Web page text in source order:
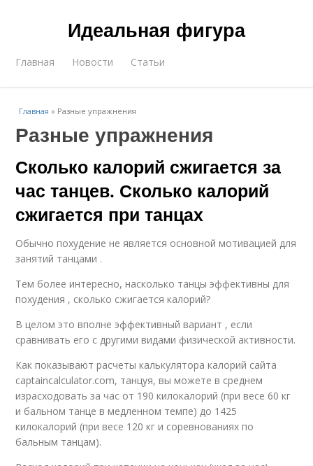
Идеальная фигура
Главная Новости Статьи
Главная » Разные упражнения
Разные упражнения
Сколько калорий сжигается за
час танцев. Сколько калорий
сжигается при танцах
Обычно похудение не является основной мотивацией для
занятий танцами .
Тем более интересно, насколько танцы эффективны для
похудения , сколько сжигается калорий?
В целом это вполне эффективный вариант , если
сравнивать его с другими видами физической активности.
Как показывают расчеты калькулятора калорий сайта
captaincalculator.com, танцуя, вы можете в среднем
израсходовать за час от 190 килокалорий (при весе 60 кг
и бальном танце в медленном темпе) до 1425
килокалорий (при весе 120 кг и соревнованиях по
бальным танцам).